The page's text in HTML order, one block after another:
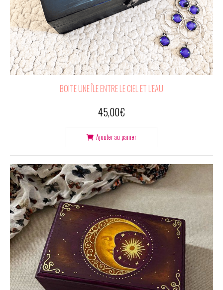
BOITE UNE ÎLE ENTRE LE CIEL ET L'EAU
45,00€
Ajouter au panier